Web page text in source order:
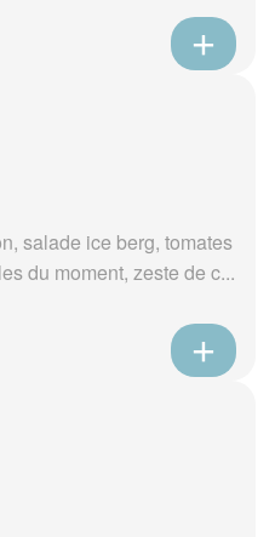
salade ice berg, tomates
du moment, zeste de c...